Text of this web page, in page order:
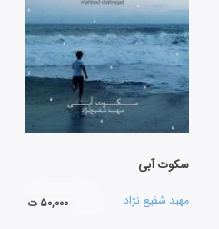
سکوت آبی
مهبد شفیع نژاد ۵۰,۰۰۰ ت